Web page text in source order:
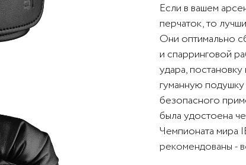
Если в вашем
перчаток, то
Они оптимально
и спарринговой
удара,
гуманную
безопасного
была удостоена
Чемпионата мира
рекомендованы -